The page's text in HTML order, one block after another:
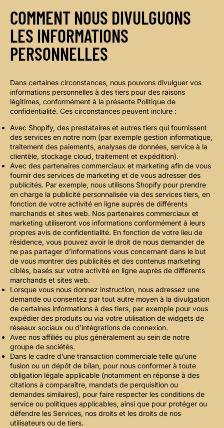
COMMENT NOUS DIVULGUONS
LES INFORMATIONS
PERSONNELLES
Dans certaines circonstances, nous pouvons divulguer vos
informations personnelles à des tiers pour des raisons
légitimes, conformément à la présente Politique de
confidentialité. Ces circonstances peuvent inclure :
Avec Shopify, des prestataires et autres tiers qui fournissent
des services en notre nom (par exemple gestion informatique,
traitement des paiements, analyses de données, service à la
clientèle, stockage cloud, traitement et expédition).
Avec des partenaires commerciaux et marketing afin de vous
fournir des services de marketing et de vous adresser des
publicités. Par exemple, nous utilisons Shopify pour prendre
en charge la publicité personnalisée via des services tiers, en
fonction de votre activité en ligne auprès de différents
marchands et sites web. Nos partenaires commerciaux et
marketing utiliseront vos informations conformément à leurs
propres avis de confidentialité. En fonction de votre lieu de
résidence, vous pouvez avoir le droit de nous demander de
ne pas partager d’informations vous concernant dans le but
de vous montrer des publicités et des contenus marketing
ciblés, basés sur votre activité en ligne auprès de différents
marchands et sites web.
Lorsque vous nous donnez instruction, nous adressez une
demande ou consentez par tout autre moyen à la divulgation
de certaines informations à des tiers, par exemple pour vous
expédier des produits ou via votre utilisation de widgets de
réseaux sociaux ou d’intégrations de connexion.
Avec nos affiliés ou plus généralement au sein de notre
groupe de sociétés.
Dans le cadre d’une transaction commerciale telle qu’une
fusion ou un dépôt de bilan, pour nous conformer à toute
obligation légale applicable (notamment en réponse à des
citations à comparaître, mandats de perquisition ou
demandes similaires), pour faire respecter les conditions de
service ou politiques applicables, ainsi que pour protéger ou
défendre les Services, nos droits et les droits de nos
utilisateurs ou de tiers.